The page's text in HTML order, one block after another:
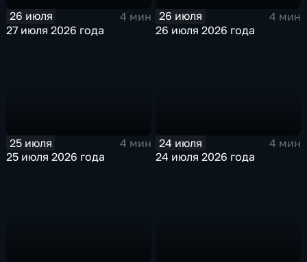
26 июля
4 мин
27 июля 2026 года
26 июля
4 мин
26 июля 2026 года
25 июля
4 мин
25 июля 2026 года
24 июля
4 мин
24 июля 2026 года